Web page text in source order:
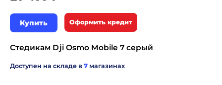
Купить Оформить кредит
Стедикам Dji Osmo Mobile 7 серый
Доступен на складе в 7 магазинах